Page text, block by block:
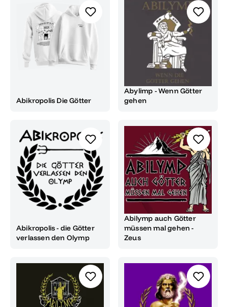
Abikropolis Die Götter
Abylimp - Wenn Götter
gehen
Abikropolis - die Götter
verlassen den Olymp
Abilymp auch Götter
müssen mal gehen -
Zeus